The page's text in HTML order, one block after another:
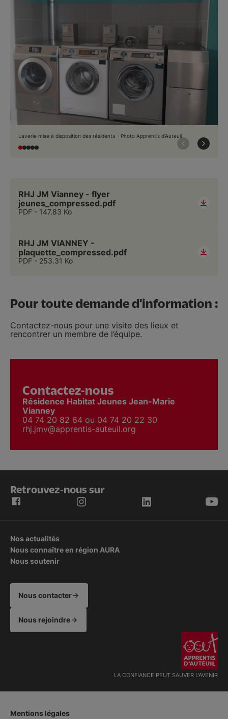
Laverie mise à disposition des résidents - Photo Apprentis d'Auteuil
RHJ JM Vianney - flyer
jeunes_compressed.pdf
PDF 147.83 Ko
RHJ JM VIANNEY -
plaquette_compressed.pdf
PDF 253.31 Ko
Pour toute demande d'information :
Contactez-nous pour une visite des lieux et
rencontrer un membre de l’équipe.
Contactez-nous
Résidence Habitat Jeunes Jean-Marie
Vianney
04 74 20 82 64 ou 04 74 20 22 30
rhj.jmv@apprentis-auteuil.org
Retrouvez-nous sur
Nos actualités
Nous connaître en région AURA
Nous soutenir
Nous contacter
Nous rejoindre
LA CONFIANCE PEUT SAUVER L'AVENIR
Mentions légales